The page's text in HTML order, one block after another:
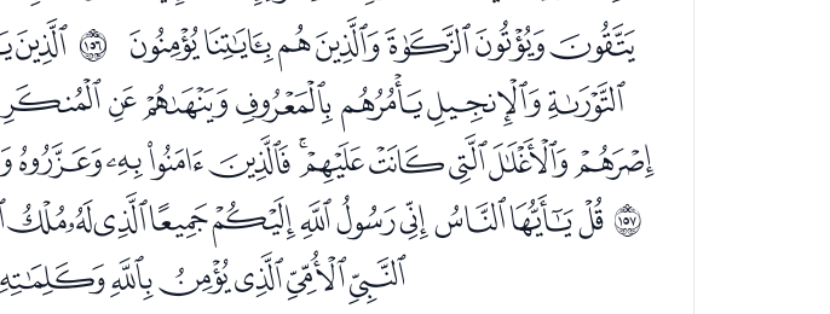
ﭬﭭﭮﭯﭰﭱﭲ ﲛ
ﲜ